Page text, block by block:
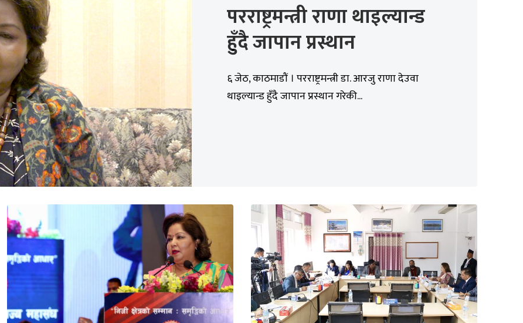
परराष्ट्रमन्त्री राणा थाइल्यान्ड
हुँदै जापान प्रस्थान
६ जेठ, काठमाडौं । परराष्ट्रमन्त्री डा. आरजु राणा देउवा
थाइल्यान्ड हुँदै जापान प्रस्थान गरेकी...